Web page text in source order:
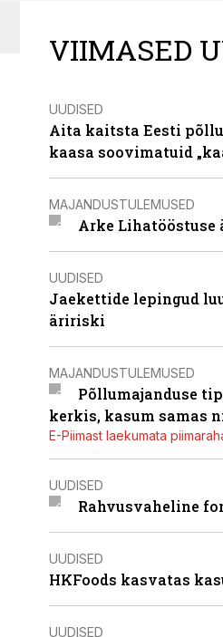
VIIMASED
UUDISED
Aita kaitsta Eesti
kaasa soovimatuid
MAJANDUSTULEMUSED
Arke Lihatööstuse
UUDISED
Jaekettide lepingud
äririski
MAJANDUSTULEMUSED
Põllumajanduse
kerkis, kasum samas
E-Piimast laekumata
UUDISED
Rahvusvaheline
UUDISED
HKFoods kasvatas
UUDISED